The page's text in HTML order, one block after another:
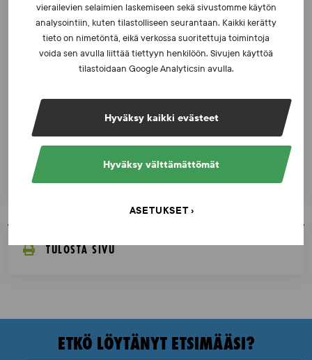
vierailevien selaimien laskemiseen sekä sivustomme käytön
analysointiin, kuten tilastolliseen seurantaan. Kaikki kerätty
tieto on nimetöntä, eikä verkossa suoritettuja toimintoja
voida sen avulla liittää tiettyyn henkilöön. Sivujen käyttöä
tilastoidaan Google Analyticsin avulla.
Hyväksy kaikki evästeet
Hyväksy välttämättömät
ASETUKSET
UUTISET - 16.7.2026
Dopingrikkomuspäätösten julkistaminen: kysymyksiä
ja vastauksia EUT:n ratkaisusta
SUEKin sivuilla uusi blogisarja urheilun ja
väkivaltaisten alakulttuurien suhteesta
KATSO AJANKOHTAISET
TULOSTA SIVU
ETKÖ LÖYTÄNYT ETSIMÄÄSI?